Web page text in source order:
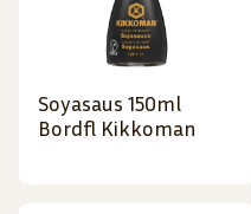
Soyasaus 150ml
Bordfl Kikkoman